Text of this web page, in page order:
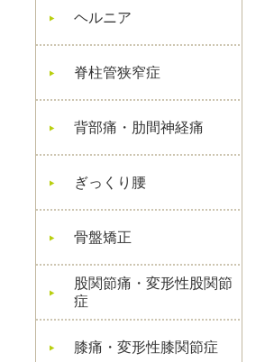
ヘルニア
脊柱管狭窄症
背部痛・肋間神経痛
ぎっくり腰
骨盤矯正
股関節痛・変形性股関節
症
膝痛・変形性膝関節症